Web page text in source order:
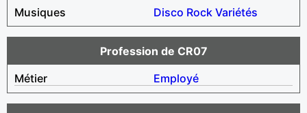
Musiques
Disco Rock Variétés
Profession de CR07
Métier
Employé